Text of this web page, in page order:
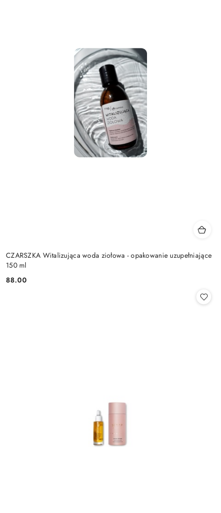
CZARSZKA Witalizująca woda ziołowa - opakowanie uzupełniające
150 ml
Cena:
88.00